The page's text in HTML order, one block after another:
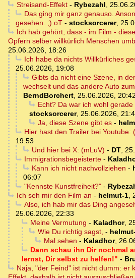
Streisand-Effekt- Rybezahl,
Das ging mir ganz genauso.
gesehen. ;) oT - stocksorcerer,
Ich hab gehört, dass - im Film -
Opfern selber willkürlich Menschen
25.06.2026, 18:26
Ich habe da nichts Willkürliches
25.06.2026, 19:08
Gibts da nicht eine Szene, in
wechselt und das andere Auto
BerndBorchert, 25.06.2026, 20:42
Echt? Da war ich wohl
stocksorcerer, 25.06.2026,
Ja, diese Szene gibt es-
Hier hast den Trailer bei Youtube:
19:53
Und hier bei X: (mLuV) - DT,
Immigrationsbegeisterte-
Kann ich nicht nachvollziehen -
06:07
"Kennste Kunstfreiheit?"-
Ich seh mir den Film an - helmut-1,
Also, ich hab mir das Ding
25.06.2026, 22:33
Meine Vermutung - Kaladhor,
Wie Du richtig sagst, -
Mal sehen - Kaladhor,
Dann schau ihn Dir nochmal
lernst, Dir selbst zu helfen!" -
Naja, "der Feind" ist nicht dumm: er